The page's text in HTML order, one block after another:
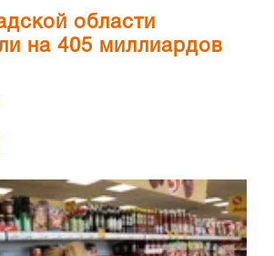
области
на 405 миллиардов